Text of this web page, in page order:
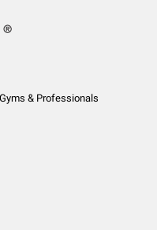
& Professionals